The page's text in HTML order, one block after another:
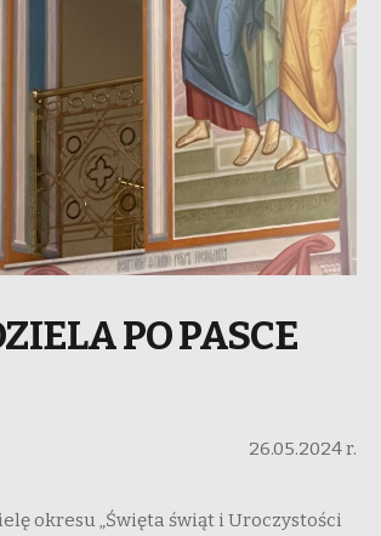
PO PASCE
26.05.2024 r.
okresu „Święta świąt i Uroczystości